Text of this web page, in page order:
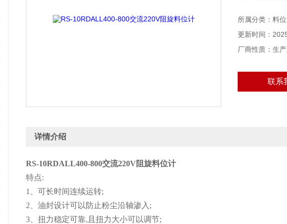
所属分类：料
更新时间：
厂商性质：生
联系
详情介绍
RS-10RDALL400-800交流220V阻旋料位计
特点:
1、可长时间连续运转;
2、油封设计可以防止粉尘沿轴渗入;
3、扭力稳定可靠,且扭力大小可以调节;